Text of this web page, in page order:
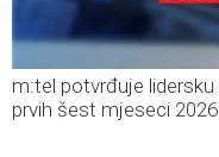
m:tel potvrđuje
prvih šest mjeseci 2026.